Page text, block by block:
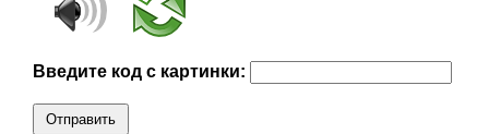
Введите код с картинки:
Отправить